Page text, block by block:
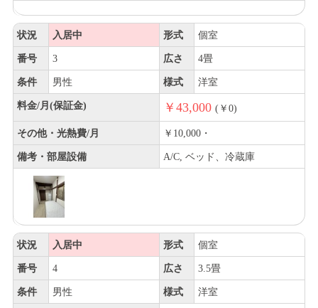
状況 入居中 形式 個室
番号 3 広さ 4畳
条件 男性 様式 洋室
料金/月(保証金) ￥43,000 (￥0)
その他・光熱費/月 ￥10,000・
備考・部屋設備 A/C, ベッド、冷蔵庫
状況 入居中 形式 個室
番号 4 広さ 3.5畳
条件 男性 様式 洋室